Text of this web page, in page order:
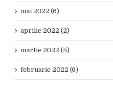
mai 2022 (6)
aprilie 2022 (2)
martie 2022 (5)
februarie 2022 (6)